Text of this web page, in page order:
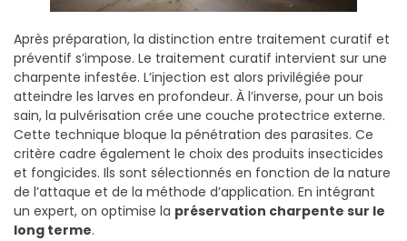
Après préparation, la distinction entre traitement curatif et
préventif s’impose. Le traitement curatif intervient sur une
charpente infestée. L’injection est alors privilégiée pour
atteindre les larves en profondeur. À l’inverse, pour un bois
sain, la pulvérisation crée une couche protectrice externe.
Cette technique bloque la pénétration des parasites. Ce
critère cadre également le choix des produits insecticides
et fongicides. Ils sont sélectionnés en fonction de la nature
de l’attaque et de la méthode d’application. En intégrant
un expert, on optimise la préservation charpente sur le
long terme.